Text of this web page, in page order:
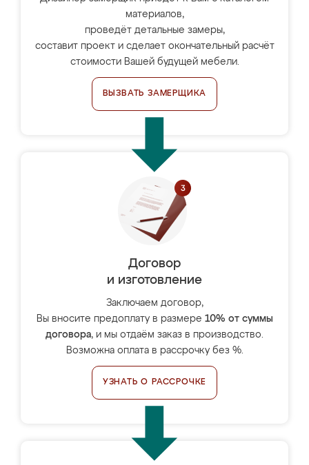
материалов,
проведёт детальные замеры,
составит проект и сделает окончательный расчёт
стоимости Вашей будущей мебели.
ВЫЗВАТЬ ЗАМЕРЩИКА
Договор
и изготовление
Заключаем договор,
Вы вносите предоплату в размере 10% от суммы
договора, и мы отдаём заказ в производство.
Возможна оплата в рассрочку без %.
УЗНАТЬ О РАССРОЧКЕ